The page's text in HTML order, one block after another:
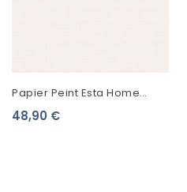
Papier Peint Esta Home
Scandi Cool Uni Poudre
48,90 €